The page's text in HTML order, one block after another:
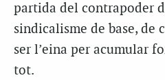
partida del contrapoder
sindicalisme de base, de
ser l’eina per acumular
tot.